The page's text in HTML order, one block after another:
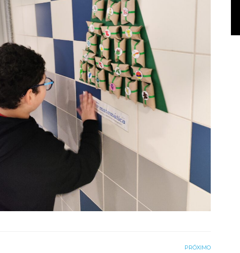
PRÓXIMO